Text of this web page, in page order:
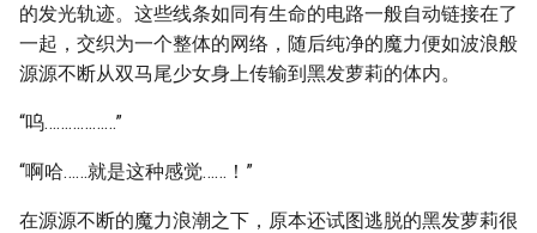
的发光轨迹。这些线条如同有生命的电路一般自动链接在了
一起，交织为一个整体的网络，随后纯净的魔力便如波浪般
源源不断从双马尾少女身上传输到黑发萝莉的体内。
“呜………………”
“啊哈……就是这种感觉……！”
在源源不断的魔力浪潮之下，原本还试图逃脱的黑发萝莉很